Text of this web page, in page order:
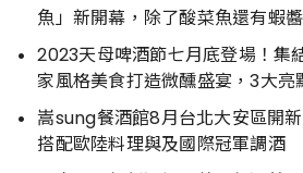
魚」新開幕，除了酸菜魚還有蝦
2023天母啤酒節七月底登場！集
家風格美食打造微醺盛宴，3大亮
嵩sung餐酒館8月台北大安區開
搭配歐陸料理與及國際冠軍調酒